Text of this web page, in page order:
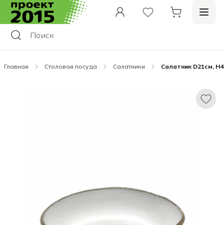
Главная Столовая посуда Салатники Салатник D21см,